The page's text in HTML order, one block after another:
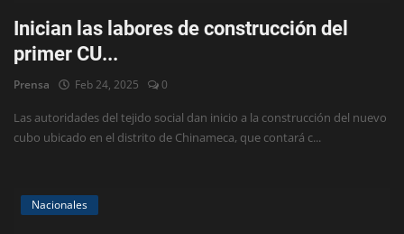
Inician las labores de construcción del
primer CU...
Prensa Feb 24, 2025 0
Las autoridades del tejido social dan inicio a la construcción del nuevo
cubo ubicado en el distrito de Chinameca, que contará c...
Nacionales